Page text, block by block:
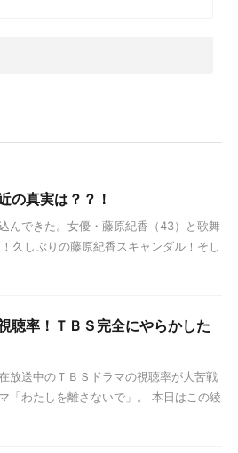
の真実は？？！
んできた。女優・藤原紀香（43）と歌舞
久しぶりの藤原紀香スキャンダル！そし
聴率！ＴＢＳ完全にやらかした
放送中のＴＢＳドラマの視聴率が大苦戦
「わたしを離さないで」。 本日はこの綾